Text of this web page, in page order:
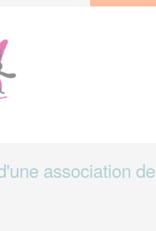
association de